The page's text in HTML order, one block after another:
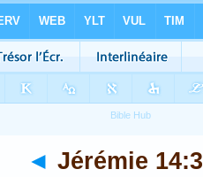
◄ Jérémie 14:3